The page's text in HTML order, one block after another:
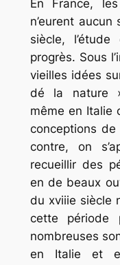
En France,
n’eurent
siècle,
progrès. Sous
vieilles idées
dé la nature
même en Italie
conceptions
contre, on
recueillir des
en de beaux
du xviiie siècle
cette période
nombreuses
en Italie et